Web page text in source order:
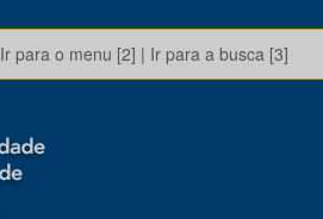
Ir para o menu [2] | Ir para a busca [3]